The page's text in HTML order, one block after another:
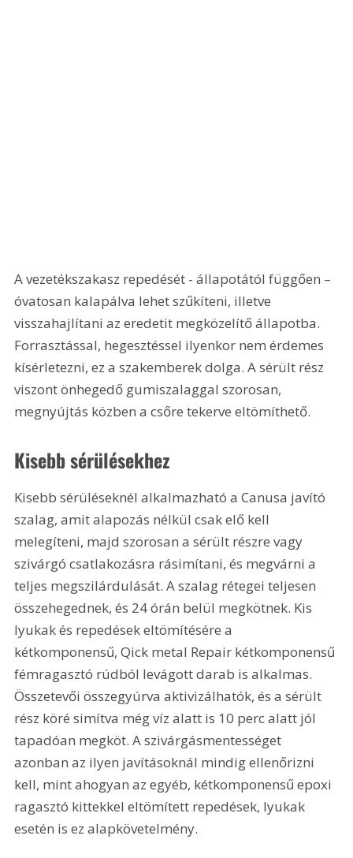
A vezetékszakasz repedését - állapotától függően –
óvatosan kalapálva lehet szűkíteni, illetve
visszahajlítani az eredetit megközelítő állapotba.
Forrasztással, hegesztéssel ilyenkor nem érdemes
kísérletezni, ez a szakemberek dolga. A sérült rész
viszont önhegedő gumiszalaggal szorosan,
megnyújtás közben a csőre tekerve eltömíthető.
Kisebb sérülésekhez
Kisebb sérüléseknél alkalmazható a Canusa javító
szalag, amit alapozás nélkül csak elő kell
melegíteni, majd szorosan a sérült részre vagy
szivárgó csatlakozásra rásimítani, és megvárni a
teljes megszilárdulását. A szalag rétegei teljesen
összehegednek, és 24 órán belül megkötnek. Kis
lyukak és repedések eltömítésére a
kétkomponensű, Qick metal Repair kétkomponensű
fémragasztó rúdból levágott darab is alkalmas.
Összetevői összegyúrva aktivizálhatók, és a sérült
rész köré simítva még víz alatt is 10 perc alatt jól
tapadóan megköt. A szivárgásmentességet
azonban az ilyen javításoknál mindig ellenőrizni
kell, mint ahogyan az egyéb, kétkomponensű epoxi
ragasztó kittekkel eltömített repedések, lyukak
esetén is ez alapkövetelmény.